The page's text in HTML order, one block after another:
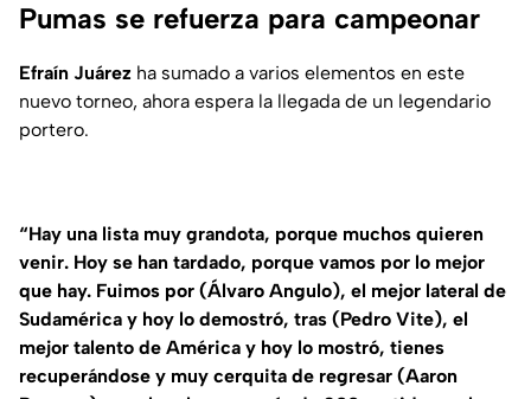
Pumas se refuerza para campeonar
Efraín Juárez ha sumado a varios elementos en este
nuevo torneo, ahora espera la llegada de un legendario
portero.
“Hay una lista muy grandota, porque muchos quieren
venir. Hoy se han tardado, porque vamos por lo mejor
que hay. Fuimos por (Álvaro Angulo), el mejor lateral de
Sudamérica y hoy lo demostró, tras (Pedro Vite), el
mejor talento de América y hoy lo mostró, tienes
recuperándose y muy cerquita de regresar (Aaron